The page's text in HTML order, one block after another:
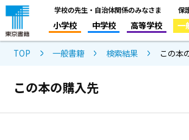
学校の先生・自治体関係のみなさま
小学校 中学校 高等学校
保
一
TOP 一般書籍 検索結果 この本
この本の購入先